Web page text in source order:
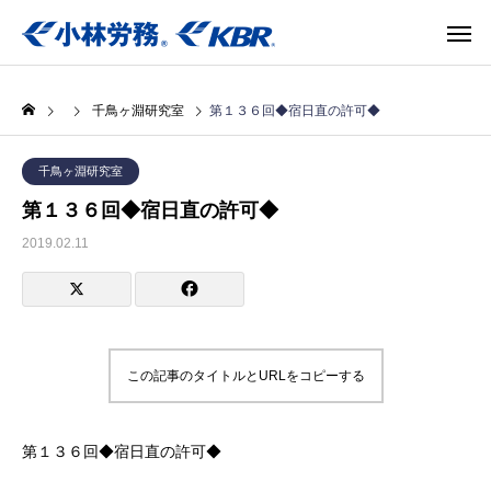
千鳥ヶ淵研究室 第１３６回◆宿日直の許可◆
千鳥ヶ淵研究室
第１３６回◆宿日直の許可◆
2019.02.11
この記事のタイトルとURLをコピーする
第１３６回◆宿日直の許可◆